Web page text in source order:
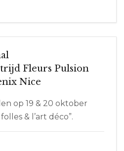
Fleurs Pulsion
Nice
op 19 & 20 oktober
& l’art déco”.